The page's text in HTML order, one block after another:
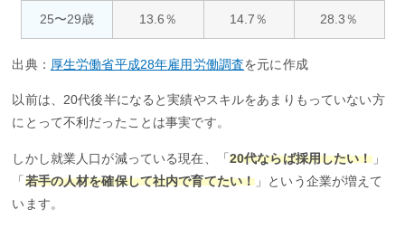
25〜29歳 13.6％ 14.7％ 28.3％
出典： 厚生労働省平成28年雇用労働調査を元に作成
以前は、20代後半になると実績やスキルをあまりもっていない方
にとって不利だったことは事実です。
しかし就業人口が減っている現在、「 20代ならば採用したい！」
「 若手の人材を確保して社内で育てたい！ 」という企業が増えて
います。